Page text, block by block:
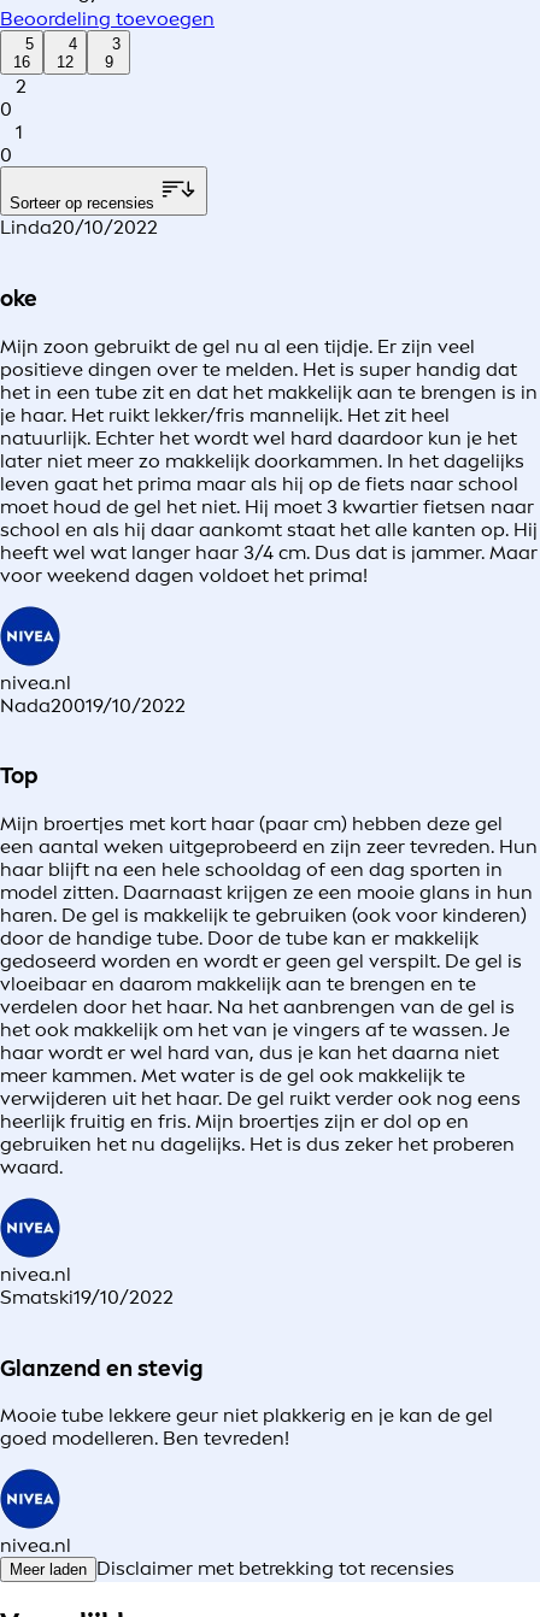
Beoordeling toevoegen
5
16
4
12
3
9
2
0
1
0
Sorteer op recensies
Linda20/10/2022
oke
Mijn zoon gebruikt de gel nu al een tijdje. Er zijn veel
positieve dingen over te melden. Het is super handig dat
het in een tube zit en dat het makkelijk aan te brengen is in
je haar. Het ruikt lekker/fris mannelijk. Het zit heel
natuurlijk. Echter het wordt wel hard daardoor kun je het
later niet meer zo makkelijk doorkammen. In het dagelijks
leven gaat het prima maar als hij op de fiets naar school
moet houd de gel het niet. Hij moet 3 kwartier fietsen naar
school en als hij daar aankomt staat het alle kanten op. Hij
heeft wel wat langer haar 3/4 cm. Dus dat is jammer. Maar
voor weekend dagen voldoet het prima!
nivea.nl
Nada20019/10/2022
Top
Mijn broertjes met kort haar (paar cm) hebben deze gel
een aantal weken uitgeprobeerd en zijn zeer tevreden. Hun
haar blijft na een hele schooldag of een dag sporten in
model zitten. Daarnaast krijgen ze een mooie glans in hun
haren. De gel is makkelijk te gebruiken (ook voor kinderen)
door de handige tube. Door de tube kan er makkelijk
gedoseerd worden en wordt er geen gel verspilt. De gel is
vloeibaar en daarom makkelijk aan te brengen en te
verdelen door het haar. Na het aanbrengen van de gel is
het ook makkelijk om het van je vingers af te wassen. Je
haar wordt er wel hard van, dus je kan het daarna niet
meer kammen. Met water is de gel ook makkelijk te
verwijderen uit het haar. De gel ruikt verder ook nog eens
heerlijk fruitig en fris. Mijn broertjes zijn er dol op en
gebruiken het nu dagelijks. Het is dus zeker het proberen
waard.
nivea.nl
Smatski19/10/2022
Glanzend en stevig
Mooie tube lekkere geur niet plakkerig en je kan de gel
goed modelleren. Ben tevreden!
nivea.nl
Meer laden Disclaimer met betrekking tot recensies